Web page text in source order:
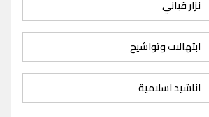
نزار قباني
ابتهالات وتواشيح
اناشيد اسلامية